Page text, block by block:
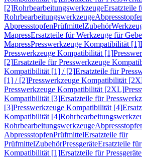
[2]RohrbearbeitungswerkzeugeErsatzteile
Rohrbearbeitungswerkzeuge
AbpressstopfenPrüfmittelZubehör
MapressErsatzteile für Werkzeuge für
MapressPresswerkzeuge Kompatibilität [1]
Presswerkzeuge Kompatibilität [1]
[2]Ersatzteile für Presswerkzeuge
Kompatibilität [1] / [2]Ersatzteile für
[1] / [2]Presswerkzeuge Kompatibilität
Presswerkzeuge Kompatibilität [2XL]
Kompatibilität [3]Ersatzteile für
[3]Presswerkzeuge Kompatibilität [4]
Kompatibilität [4]
Rohrbearbeitungswerkzeuge
AbpressstopfenPrüfmittelErsatzteile für
PrüfmittelZubehörPressgeräteErsatzteile
Kompatibilität [1]Ersatzteile für